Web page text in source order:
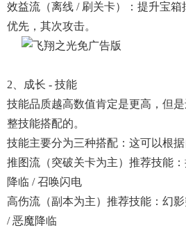
效益流（离线 / 刷关卡）：提升宝
优先，其次攻击。
2、成长 - 技能
技能品质越高数值肯定是更高，但
整技能搭配的。
技能主要分为三种搭配：这可以根
推图流（突破关卡为主）推荐技能
降临 / 召唤闪电
高伤流（副本为主）推荐技能：幻
/ 恶魔降临